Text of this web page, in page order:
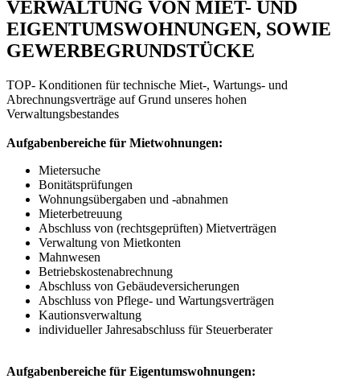
VERWALTUNG VON MIET- UND
EIGENTUMS­WOHNUNGEN, SOWIE
GEWERBE­GRUNDSTÜCKE
TOP- Konditionen für technische Miet-, Wartungs- und
Abrechnungsverträge auf Grund unseres hohen
Verwaltungsbestandes
Aufgabenbereiche für Mietwohnungen:
Mietersuche
Bonitätsprüfungen
Wohnungsübergaben und -abnahmen
Mieterbetreuung
Abschluss von (rechtsgeprüften) Mietverträgen
Verwaltung von Mietkonten
Mahnwesen
Betriebskostenabrechnung
Abschluss von Gebäudeversicherungen
Abschluss von Pflege- und Wartungsverträgen
Kautionsverwaltung
individueller Jahresabschluss für Steuerberater
Aufgabenbereiche für Eigentumswohnungen: